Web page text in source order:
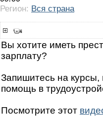
Регион: Вся страна
Вы хотите иметь
зарплату?
Запишитесь на курсы,
помощь в
Посмотрите этот